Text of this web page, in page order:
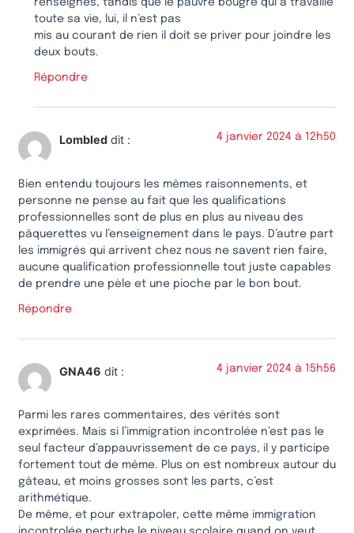
renseignés, tandis que le pauvre bougre qui a travaillé
toute sa vie, lui, il n’est pas
mis au courant de rien il doit se priver pour joindre les
deux bouts.
Répondre
Lombled dit : 4 janvier 2024 à 12h50
Bien entendu toujours les mêmes raisonnements, et
personne ne pense au fait que les qualifications
professionnelles sont de plus en plus au niveau des
pâquerettes vu l’enseignement dans le pays. D’autre part
les immigrés qui arrivent chez nous ne savent rien faire,
aucune qualification professionnelle tout juste capables
de prendre une pèle et une pioche par le bon bout.
Répondre
GNA46 dit : 4 janvier 2024 à 15h56
Parmi les rares commentaires, des vérités sont
exprimées. Mais si l’immigration incontrolée n’est pas le
seul facteur d’appauvrissement de ce pays, il y participe
fortement tout de même. Plus on est nombreux autour du
gâteau, et moins grosses sont les parts, c’est
arithmétique.
De même, et pour extrapoler, cette même immigration